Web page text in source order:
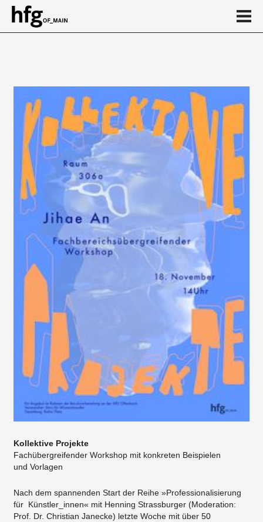
Event
Kollektive Projekte
Fachübergreifender Workshop mit konkreten Beispielen
und Vorlagen
Nach dem spannenden Start der Reihe »Professionalisierung
für Künstler_innen« mit Henning Strassburger (Moderation:
Prof. Dr. Christian Janecke) letzte Woche mit über 50